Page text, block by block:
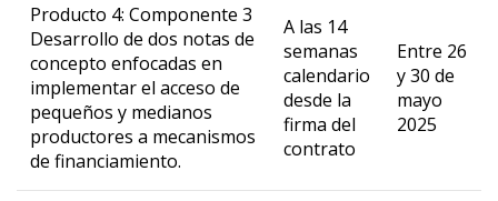
Producto 4: Componente 3
Desarrollo de dos notas de
concepto enfocadas en
implementar el acceso de
pequeños y medianos
productores a mecanismos
de financiamiento.
A las 14
semanas
calendario
desde la
firma del
contrato
Entre 26
y 30 de
mayo
2025